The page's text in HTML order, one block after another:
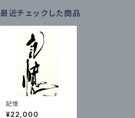
最近チェックした商品
記憶
¥22,000